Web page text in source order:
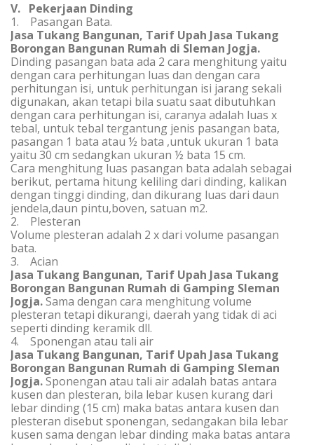
V. Pekerjaan Dinding
1. Pasangan Bata.
Jasa Tukang Bangunan, Tarif Upah Jasa Tukang
Borongan Bangunan Rumah di Sleman Jogja.
Dinding pasangan bata ada 2 cara menghitung yaitu
dengan cara perhitungan luas dan dengan cara
perhitungan isi, untuk perhitungan isi jarang sekali
digunakan, akan tetapi bila suatu saat dibutuhkan
dengan cara perhitungan isi, caranya adalah luas x
tebal, untuk tebal tergantung jenis pasangan bata,
pasangan 1 bata atau ½ bata ,untuk ukuran 1 bata
yaitu 30 cm sedangkan ukuran ½ bata 15 cm.
Cara menghitung luas pasangan bata adalah sebagai
berikut, pertama hitung keliling dari dinding, kalikan
dengan tinggi dinding, dan dikurang luas dari daun
jendela,daun pintu,boven, satuan m2.
2. Plesteran
Volume plesteran adalah 2 x dari volume pasangan
bata.
3. Acian
Jasa Tukang Bangunan, Tarif Upah Jasa Tukang
Borongan Bangunan Rumah di Gamping Sleman
Jogja.Sama dengan cara menghitung volume
plesteran tetapi dikurangi, daerah yang tidak di aci
seperti dinding keramik dll.
4. Sponengan atau tali air
Jasa Tukang Bangunan, Tarif Upah Jasa Tukang
Borongan Bangunan Rumah di Gamping Sleman
Jogja.Sponengan atau tali air adalah batas antara
kusen dan plesteran, bila lebar kusen kurang dari
lebar dinding (15 cm) maka batas antara kusen dan
plesteran disebut sponengan, sedangakan bila lebar
kusen sama dengan lebar dinding maka batas antara